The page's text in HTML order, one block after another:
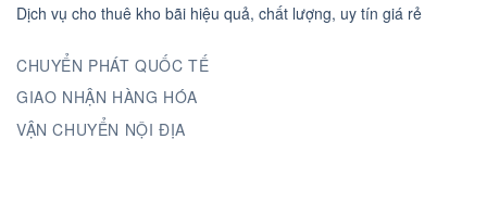
Dịch vụ cho thuê kho bãi hiệu quả, chất lượng, uy tín giá rẻ
CHUYỂN PHÁT QUỐC TẾ
GIAO NHẬN HÀNG HÓA
VẬN CHUYỂN NỘI ĐỊA